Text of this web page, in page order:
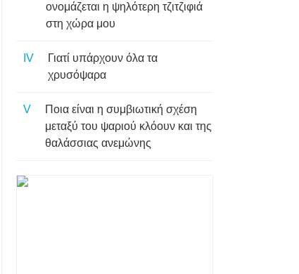
ονομάζεται η ψηλότερη τζιτζιφιά
στη χώρα μου
Γιατί υπάρχουν όλα τα
χρυσόψαρα
Ποια είναι η συμβιωτική σχέση
μεταξύ του ψαριού κλόουν και της
θαλάσσιας ανεμώνης